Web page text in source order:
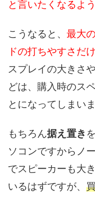
と言いたくなるよ
こうなると、 最大
ドの打ちやすさだ
スプレイの大きさ
どは、購入時のス
とになってしまいま
もちろん据え置き
ソコンですからノ
でスピーカーも大
いるはずですが、